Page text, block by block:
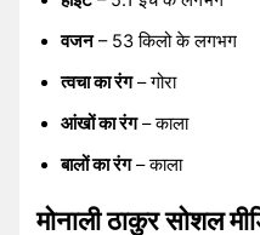
वजन– 53 किलो के लगभग
त्वचा का रंग– गोरा
आंखों का रंग– काला
बालों का रंग– काला
मोनाली ठाकुर सोशल